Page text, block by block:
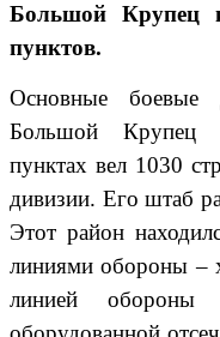
Большой Крупец
пунктов.
Основные боевые
Большой Крупец
пунктах вел 1030
дивизии. Его штаб
Этот район
линиями обороны –
линией